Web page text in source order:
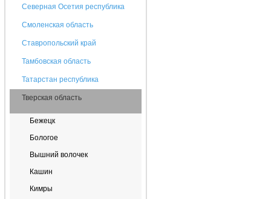
Северная Осетия республика
Смоленская область
Ставропольский край
Тамбовская область
Татарстан республика
Тверская область
Бежецк
Бологое
Вышний волочек
Кашин
Кимры